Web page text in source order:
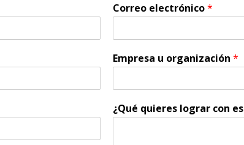
Correo electrónico*
Empresa u organización *
¿Qué quieres lograr con